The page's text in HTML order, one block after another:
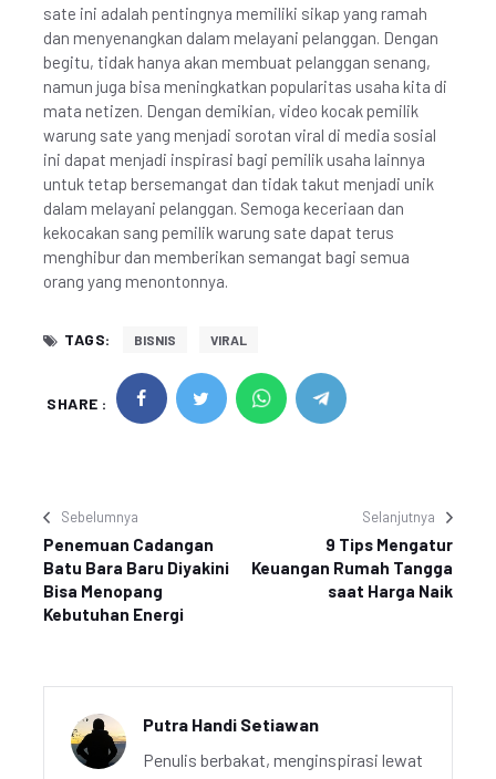
sate ini adalah pentingnya memiliki sikap yang ramah
dan menyenangkan dalam melayani pelanggan. Dengan
begitu, tidak hanya akan membuat pelanggan senang,
namun juga bisa meningkatkan popularitas usaha kita di
mata netizen. Dengan demikian, video kocak pemilik
warung sate yang menjadi sorotan viral di media sosial
ini dapat menjadi inspirasi bagi pemilik usaha lainnya
untuk tetap bersemangat dan tidak takut menjadi unik
dalam melayani pelanggan. Semoga keceriaan dan
kekocakan sang pemilik warung sate dapat terus
menghibur dan memberikan semangat bagi semua
orang yang menontonnya.
TAGS: BISNIS VIRAL
SHARE :
Sebelumnya
Penemuan Cadangan
Batu Bara Baru Diyakini
Bisa Menopang
Kebutuhan Energi
Selanjutnya
9 Tips Mengatur
Keuangan Rumah Tangga
saat Harga Naik
Putra Handi Setiawan
Penulis berbakat, menginspirasi lewat